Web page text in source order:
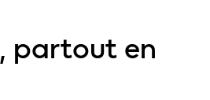
, partout en